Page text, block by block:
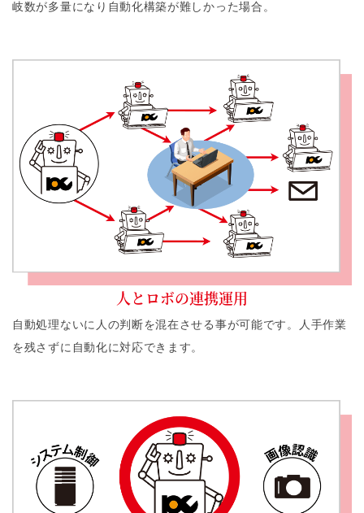
岐数が多量になり自動化構築が難しかった場合。
人とロボの連携運用
自動処理ないに人の判断を混在させる事が可能です。人手作業
を残さずに自動化に対応できます。